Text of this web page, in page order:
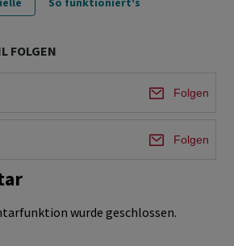
FOLGEN
Folgen
Folgen
wurde geschlossen.